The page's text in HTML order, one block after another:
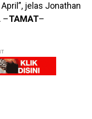
jelas Jonathan
–TAMAT–